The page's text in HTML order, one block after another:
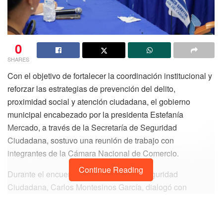
0
SHARES
Con el objetivo de fortalecer la coordinación institucional y
reforzar las estrategias de prevención del delito,
proximidad social y atención ciudadana, el gobierno
municipal encabezado por la presidenta Estefanía
Mercado, a través de la Secretaría de Seguridad
Ciudadana, sostuvo una reunión de trabajo con
integrantes de la Cámara Nacional de Comercio.
Durante el encuentro, el secretario de Seguridad
Ciudadana, Carlos Montesinos García, dialogó con
Continue Reading